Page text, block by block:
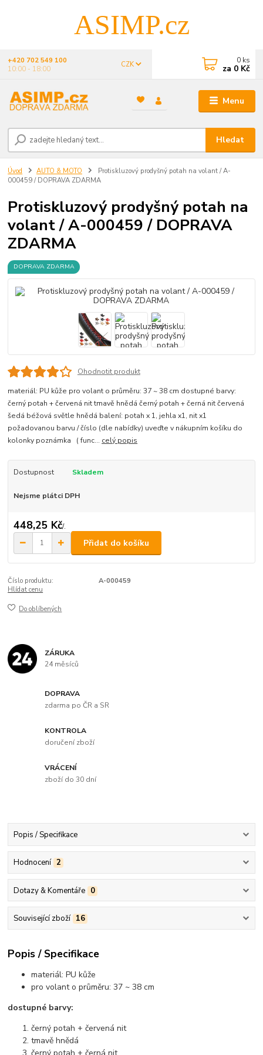
ASIMP.cz
Menu
CZK
Hledat
+420 702 549 100
10:00 - 18:00
0 ks
za 0 Kč
Úvod AUTO & MOTO
Protiskluzový prodyšný potah na volant / A-
000459 / DOPRAVA ZDARMA
Protiskluzový prodyšný potah na
volant / A-000459 / DOPRAVA
ZDARMA
DOPRAVA ZDARMA
Ohodnotit produkt
materiál: PU kůže pro volant o průměru: 37 ~ 38 cm dostupné barvy:
černý potah + červená nit tmavě hnědá černý potah + černá nit červená
šedá béžová světle hnědá balení: potah x 1, jehla x1, nit x1
požadovanou barvu / číslo (dle nabídky) uveďte v nákupním košíku do
kolonky poznámka ( func... celý popis
Dostupnost Skladem
Nejsme plátci DPH
448,25 Kč/.
Přidat do košíku
Číslo produktu:
A-000459
Hlídat cenu
Do oblíbených
ZÁRUKA
24 měsíců
DOPRAVA
zdarma po ČR a SR
KONTROLA
doručení zboží
VRÁCENÍ
zboží do 30 dní
Popis / Specifikace
Hodnocení 2
Dotazy & Komentáře 0
Související zboží 16
Popis / Specifikace
materiál: PU kůže
pro volant o průměru: 37 ~ 38 cm
dostupné barvy:
černý potah + červená nit
tmavě hnědá